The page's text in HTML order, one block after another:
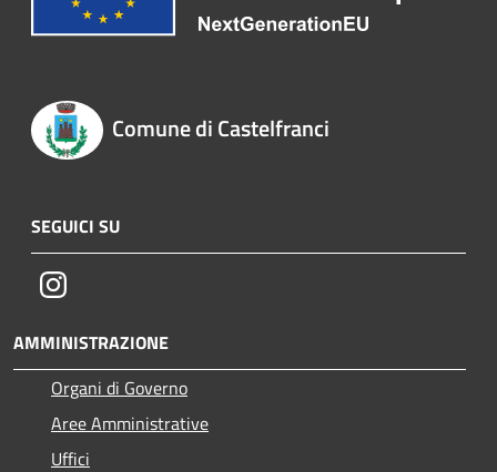
Comune di Castelfranci
SEGUICI SU
Instagram
AMMINISTRAZIONE
Organi di Governo
Aree Amministrative
Uffici